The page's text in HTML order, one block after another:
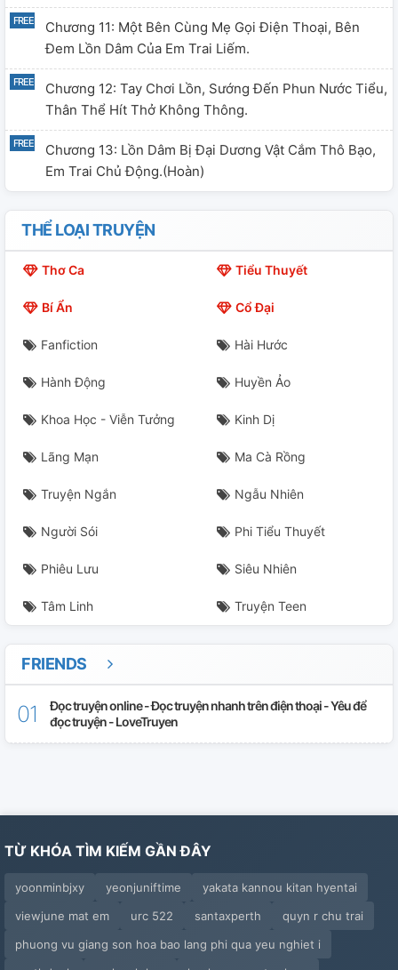
Chương 11: Một Bên Cùng Mẹ Gọi Điện Thoại, Bên
Đem Lồn Dâm Của Em Trai Liếm.
Chương 12: Tay Chơi Lồn, Sướng Đến Phun Nước Tiểu,
Thân Thể Hít Thở Không Thông.
Chương 13: Lồn Dâm Bị Đại Dương Vật Cắm Thô Bạo,
Em Trai Chủ Động.(Hoàn)
THỂ LOẠI TRUYỆN
Thơ Ca Tiểu Thuyết
Bí Ẩn Cổ Đại
Fanfiction Hài Hước
Hành Động Huyền Ảo
Khoa Học - Viễn Tưởng Kinh Dị
Lãng Mạn Ma Cà Rồng
Truyện Ngắn Ngẫu Nhiên
Người Sói Phi Tiểu Thuyết
Phiêu Lưu Siêu Nhiên
Tâm Linh Truyện Teen
FRIENDS
Đọc truyện online - Đọc truyện nhanh trên điện thoại - Yêu để
đọc truyện - LoveTruyen
TỪ KHÓA TÌM KIẾM GẦN ĐÂY
yoonminbjxy yeonjuniftime
yakata kannou kitan hyentai
viewjune mat em
urc 522 santaxperth
quyn r chu trai
phuong vu giang son hoa bao lang phi qua yeu nghiet i